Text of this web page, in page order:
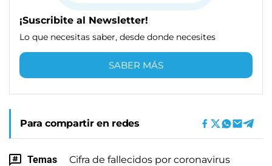
¡Suscribite al Newsletter!
Lo que necesitas saber, desde donde necesites
SABER MÁS
Para compartir en redes
Temas
Cifra de fallecidos por coronavirus